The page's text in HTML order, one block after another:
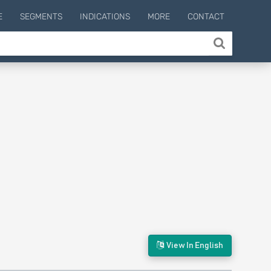
SEGMENTS INDICATIONS MORE CONTACT
View In English